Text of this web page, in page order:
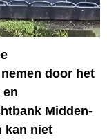
door het
en
Midden-
kan niet